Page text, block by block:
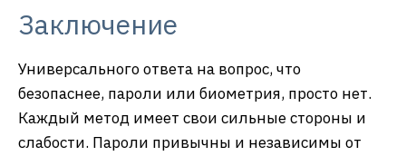
Заключение
Универсального ответа на вопрос, что
безопаснее, пароли или биометрия, просто нет.
Каждый метод имеет свои сильные стороны и
слабости. Пароли привычны и независимы от